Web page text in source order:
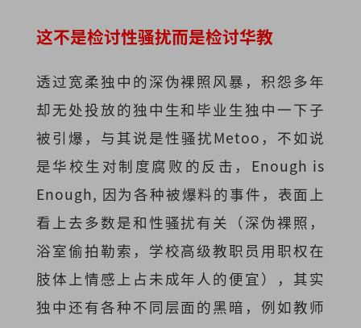
这不是检讨性骚扰而是检讨华教
透过宽柔独中的深伪裸照风暴，积怨多年
却无处投放的独中生和毕业生独中一下子
被引爆，与其说是性骚扰Metoo，不如说
是华校生对制度腐败的反击，Enough is
Enough, 因为各种被爆料的事件，表面上
看上去多数是和性骚扰有关（深伪裸照，
浴室偷拍勒索，学校高级教职员用职权在
肢体上情感上占未成年人的便宜），其实
独中还有各种不同层面的黑暗，例如教师